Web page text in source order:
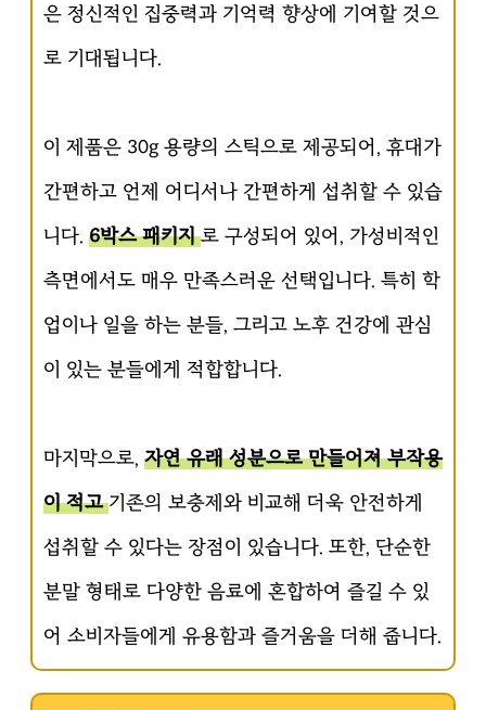
은 정신적인 집중력과 기억력 향상에 기여할 것으
로 기대됩니다.
이 제품은 30g 용량의 스틱으로 제공되어, 휴대가
간편하고 언제 어디서나 간편하게 섭취할 수 있습
니다. 6박스 패키지로 구성되어 있어, 가성비적인
측면에서도 매우 만족스러운 선택입니다. 특히 학
업이나 일을 하는 분들, 그리고 노후 건강에 관심
이 있는 분들에게 적합합니다.
마지막으로, 자연 유래 성분으로 만들어져 부작용
이 적고기존의 보충제와 비교해 더욱 안전하게
섭취할 수 있다는 장점이 있습니다. 또한, 단순한
분말 형태로 다양한 음료에 혼합하여 즐길 수 있
어 소비자들에게 유용함과 즐거움을 더해 줍니다.